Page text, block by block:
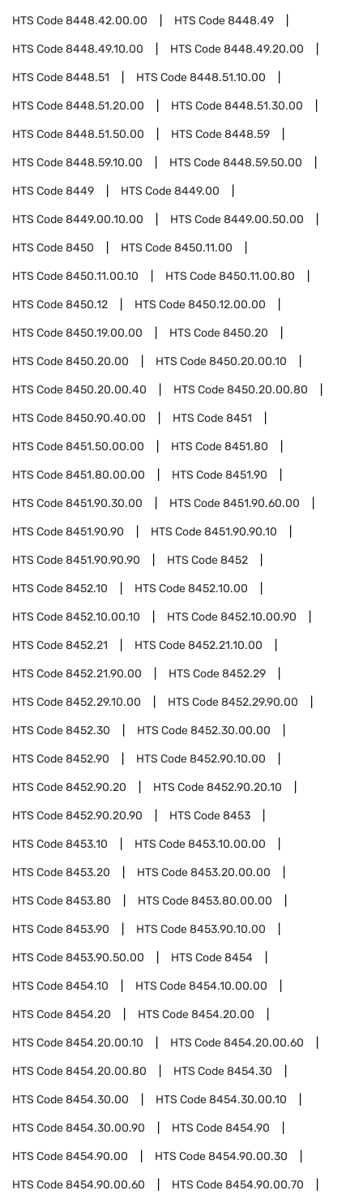
HTS Code8448.42.00.00 HTS Code8448.49
HTS Code8448.49.10.00 HTS Code8448.49.20.00
HTS Code8448.51 HTS Code8448.51.10.00
HTS Code8448.51.20.00 HTS Code8448.51.30.00
HTS Code8448.51.50.00 HTS Code8448.59
HTS Code8448.59.10.00 HTS Code8448.59.50.00
HTS Code8449 HTS Code8449.00
HTS Code8449.00.10.00 HTS Code8449.00.50.00
HTS Code8450 HTS Code8450.11.00
HTS Code8450.11.00.10 HTS Code8450.11.00.80
HTS Code8450.12 HTS Code8450.12.00.00
HTS Code8450.19.00.00 HTS Code8450.20
HTS Code8450.20.00 HTS Code8450.20.00.10
HTS Code8450.20.00.40 HTS Code8450.20.00.80
HTS Code8450.90.40.00 HTS Code8451
HTS Code8451.50.00.00 HTS Code8451.80
HTS Code8451.80.00.00 HTS Code8451.90
HTS Code8451.90.30.00 HTS Code8451.90.60.00
HTS Code8451.90.90 HTS Code8451.90.90.10
HTS Code8451.90.90.90 HTS Code8452
HTS Code8452.10 HTS Code8452.10.00
HTS Code8452.10.00.10 HTS Code8452.10.00.90
HTS Code8452.21 HTS Code8452.21.10.00
HTS Code8452.21.90.00 HTS Code8452.29
HTS Code8452.29.10.00 HTS Code8452.29.90.00
HTS Code8452.30 HTS Code8452.30.00.00
HTS Code8452.90 HTS Code8452.90.10.00
HTS Code8452.90.20 HTS Code8452.90.20.10
HTS Code8452.90.20.90 HTS Code8453
HTS Code8453.10 HTS Code8453.10.00.00
HTS Code8453.20 HTS Code8453.20.00.00
HTS Code8453.80 HTS Code8453.80.00.00
HTS Code8453.90 HTS Code8453.90.10.00
HTS Code8453.90.50.00 HTS Code8454
HTS Code8454.10 HTS Code8454.10.00.00
HTS Code8454.20 HTS Code8454.20.00
HTS Code8454.20.00.10 HTS Code8454.20.00.60
HTS Code8454.20.00.80 HTS Code8454.30
HTS Code8454.30.00 HTS Code8454.30.00.10
HTS Code8454.30.00.90 HTS Code8454.90
HTS Code8454.90.00 HTS Code8454.90.00.30
HTS Code8454.90.00.60 HTS Code8454.90.00.70